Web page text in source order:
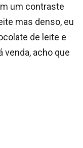
um contraste
mas denso, eu
de leite e
venda, acho que